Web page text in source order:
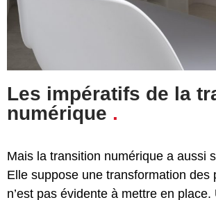
Les impératifs de la
numérique .
Mais la transition numérique a aussi
Elle suppose une transformation des
n’est pas évidente à mettre en